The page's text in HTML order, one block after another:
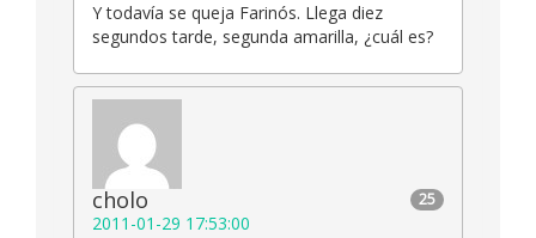
Y todavía se queja Farinós. Llega diez
segundos tarde, segunda amarilla, ¿cuál es?
25
cholo
2011-01-29 17:53:00